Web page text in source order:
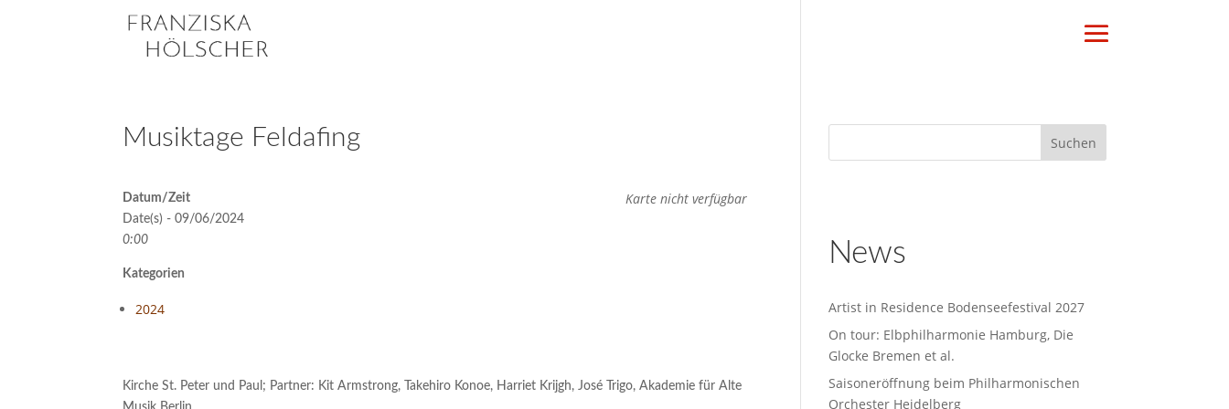
Musiktage Feldafing
Karte nicht verfügbar
Datum/Zeit
Date(s) - 09/06/2024
0:00
Kategorien
2024
Kirche St. Peter und Paul; Partner: Kit Armstrong, Takehiro Konoe, Harriet Krijgh, José Trigo, Akademie für Alte
News
Artist in Residence Bodenseefestival 2027
On tour: Elbphilharmonie Hamburg, Die
Glocke Bremen et al.
Saisoneröffnung beim Philharmonischen
Orchester Heidelberg